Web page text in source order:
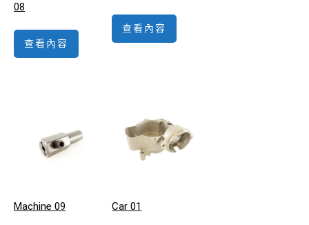
08
查看內容
查看內容
Machine 09 Car 01